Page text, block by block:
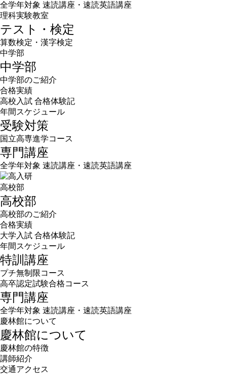
全学年対象 速読講座・速読英語講座
理科実験教室
テスト・検定
算数検定・漢字検定
中学部
中学部
中学部のご紹介
合格実績
高校入試 合格体験記
年間スケジュール
受験対策
国立高専進学コース
専門講座
全学年対象 速読講座・速読英語講座
高校部
高校部
高校部のご紹介
合格実績
大学入試 合格体験記
年間スケジュール
特訓講座
プチ無制限コース
高卒認定試験合格コース
専門講座
全学年対象 速読講座・速読英語講座
慶林館について
慶林館について
慶林館の特徴
講師紹介
交通アクセス